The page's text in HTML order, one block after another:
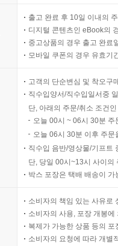
출고 완료 후 10일 이내의
디지털 콘텐츠인 eBook의
중고상품의 경우 출고 완료
모바일 쿠폰의 경우 유효기
고객의 단순변심 및 착오구
직수입양서/직수입일서중
단, 아래의 주문/취소 조건
오늘 00시 ~ 06시 30분
오늘 06시 30분 이후 주
직수입 음반/영상물/기프트
단, 당일 00시~13시 사이의
박스 포장은 택배 배송이
소비자의 책임 있는 사유로
소비자의 사용, 포장 개봉
복제가 가능한 상품 등의
소비자의 요청에 따라 개별